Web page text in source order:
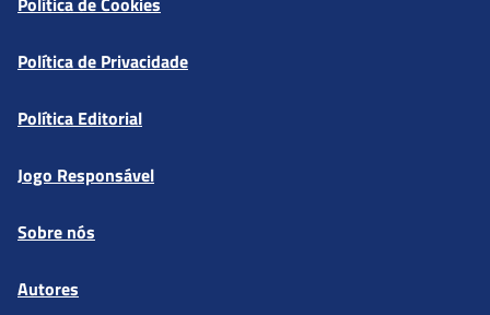
Política de Privacidade
Política Editorial
Jogo Responsável
Sobre nós
Autores